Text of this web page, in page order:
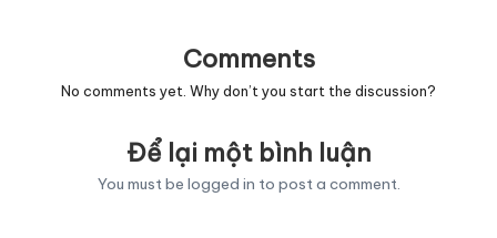
Comments
No comments yet. Why don’t you start the discussion?
Để lại một bình luận
You must be logged in to post a comment.